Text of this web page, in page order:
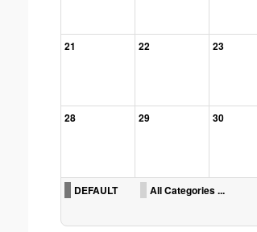
21 22 23
28 29 30
DEFAULT All Categories ...